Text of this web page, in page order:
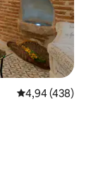
4,94 de uma
4,94 (438)